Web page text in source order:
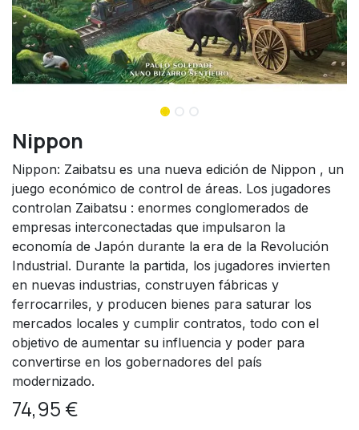
Nippon
Nippon: Zaibatsu es una nueva edición de Nippon , un
juego económico de control de áreas. Los jugadores
controlan Zaibatsu : enormes conglomerados de
empresas interconectadas que impulsaron la
economía de Japón durante la era de la Revolución
Industrial. Durante la partida, los jugadores invierten
en nuevas industrias, construyen fábricas y
ferrocarriles, y producen bienes para saturar los
mercados locales y cumplir contratos, todo con el
objetivo de aumentar su influencia y poder para
convertirse en los gobernadores del país
modernizado.
74,95 €